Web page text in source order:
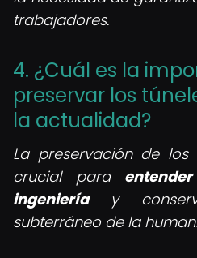
trabajadores.
4. ¿Cuál es la
preservar los
la actualidad?
La preservación de los
crucial para
ingenieríay
subterráneo de la